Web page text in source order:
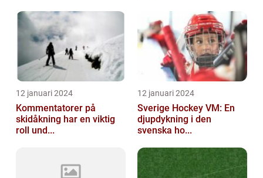
12 januari 2024
Kommentatorer på
skidåkning har en viktig
roll und...
12 januari 2024
Sverige Hockey VM: En
djupdykning i den
svenska ho...